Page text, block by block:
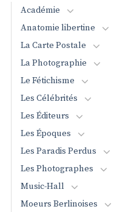
Académie
Anatomie libertine
La Carte Postale
La Photographie
Le Fétichisme
Les Célébrités
Les Éditeurs
Les Époques
Les Paradis Perdus
Les Photographes
Music-Hall
Moeurs Berlinoises